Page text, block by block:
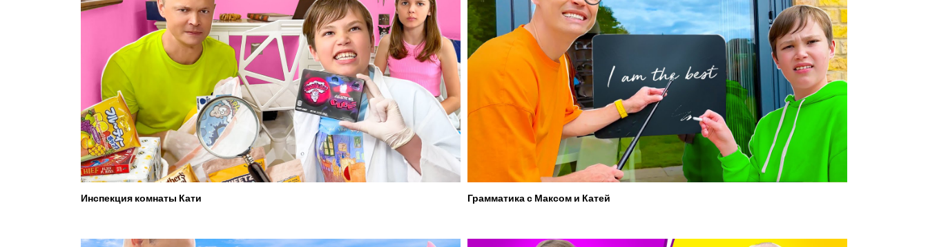
Инспекция комнаты Кати Грамматика с Максом и Катей